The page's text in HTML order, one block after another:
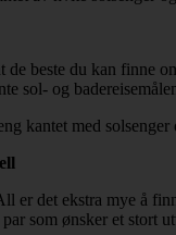
beste du kan finne
sol- og
er det ekstra mye å
som ønsker et stort